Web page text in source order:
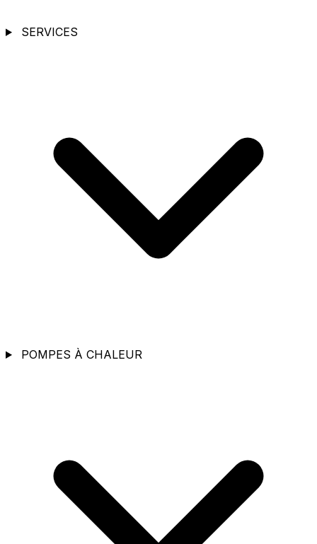
SERVICES
POMPES À CHALEUR